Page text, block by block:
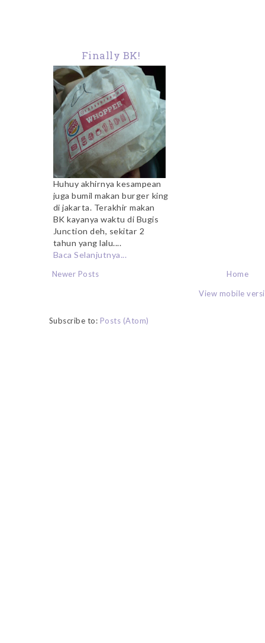
Finally BK!
Huhuy akhirnya kesampean
juga bumil makan burger king
di jakarta. Terakhir makan
BK kayanya waktu di Bugis
Junction deh, sekitar 2
tahun yang lalu....
Baca Selanjutnya...
Newer Posts Home
View mobile
Subscribe to: Posts (Atom)